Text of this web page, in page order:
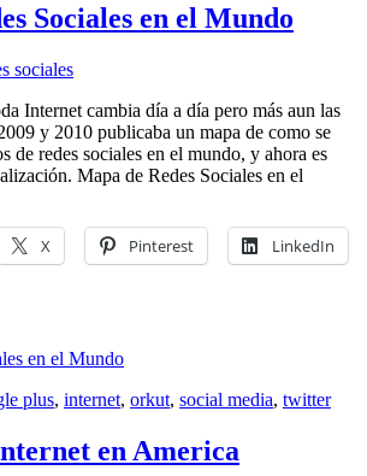
Sociales en el Mundo
sociales
Internet cambia día a día pero más aun las
y 2010 publicaba un mapa de como se
de redes sociales en el mundo, y ahora es
Mapa de Redes Sociales en el
X Pinterest LinkedIn
en el Mundo
plus, internet, orkut, social media, twitter
en America